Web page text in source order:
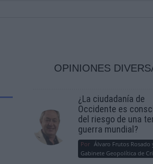
OPINIONES
¿La ciudadanía de
Occidente es
del riesgo de una
guerra mundial?
Por Álvaro Frutos Rosado
Gabinete Geopolítica de